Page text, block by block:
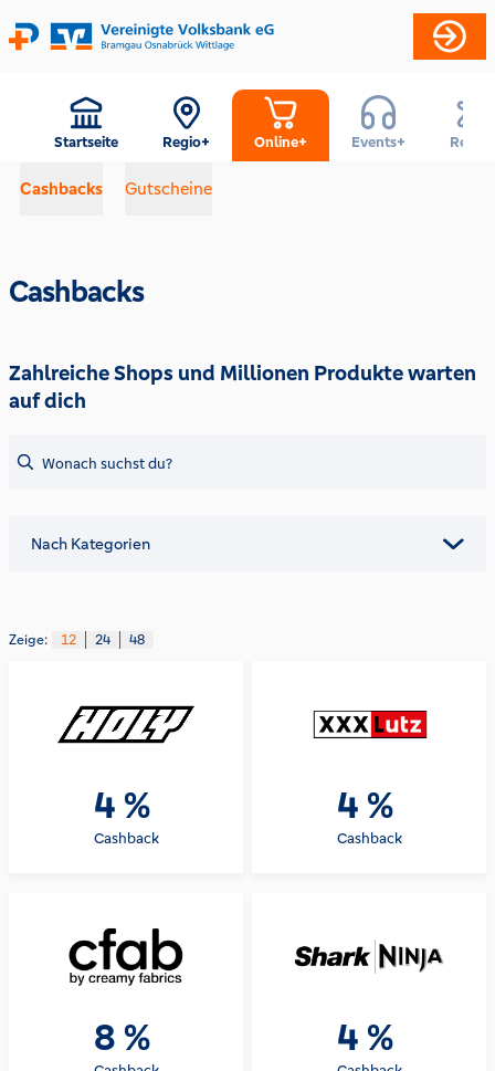
Startseite Regio+ Online+ Events+ Reise+
Cashbacks Gutscheine
Cashbacks
Zahlreiche Shops und Millionen Produkte warten
auf dich
Nach Kategorien
Zeige: 12 24 48
4 %
Cashback
4 %
Cashback
8 % 4 %